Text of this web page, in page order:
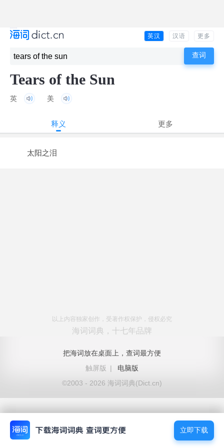
英汉 汉语 更多
Tears of the Sun
英 美
释义 更多
太阳之泪
以上内容独家创作，受著作权保护，侵权必究
海词词典，十七年品牌
把海词放在桌面上，查词最方便
触屏版
|
电脑版
©2003 - 2026 海词词典(Dict.cn)
立即下载
立即下载